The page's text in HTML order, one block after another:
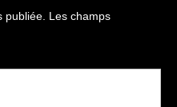
publiée. Les champs